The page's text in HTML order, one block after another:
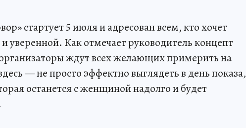
стартует 5 июля и адресован всем, кто хочет
и уверенной. Как отмечает руководитель концепт
ждут всех желающих примерить на
— не просто эффектно выглядеть в день показа,
останется с женщиной надолго и будет